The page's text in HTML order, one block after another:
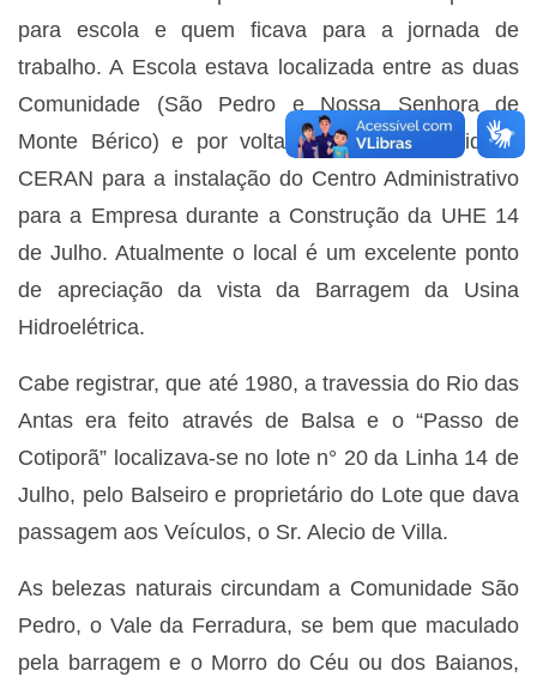
para escola e quem ficava para a jornada de
trabalho. A Escola estava localizada entre as duas
Comunidade (São Pedro e Nossa Senhora de
Monte Bérico) e por volta de 2005 foi cedido à
CERAN para a instalação do Centro Administrativo
para a Empresa durante a Construção da UHE 14
de Julho. Atualmente o local é um excelente ponto
de apreciação da vista da Barragem da Usina
Hidroelétrica.
Cabe registrar, que até 1980, a travessia do Rio das
Antas era feito através de Balsa e o “Passo de
Cotiporã” localizava-se no lote n° 20 da Linha 14 de
Julho, pelo Balseiro e proprietário do Lote que dava
passagem aos Veículos, o Sr. Alecio de Villa.
As belezas naturais circundam a Comunidade São
Pedro, o Vale da Ferradura, se bem que maculado
pela barragem e o Morro do Céu ou dos Baianos,